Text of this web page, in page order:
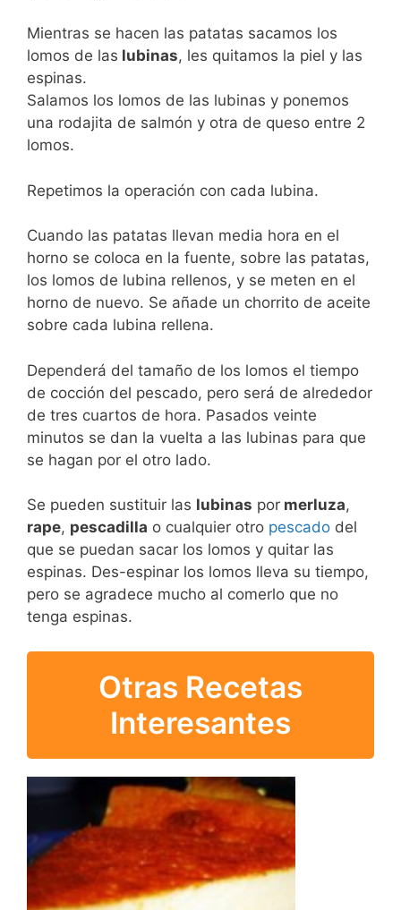
Mientras se hacen las patatas sacamos los
lomos de las lubinas, les quitamos la piel y las
espinas.
Salamos los lomos de las lubinas y ponemos
una rodajita de salmón y otra de queso entre 2
lomos.
Repetimos la operación con cada lubina.
Cuando las patatas llevan media hora en el
horno se coloca en la fuente, sobre las patatas,
los lomos de lubina rellenos, y se meten en el
horno de nuevo. Se añade un chorrito de aceite
sobre cada lubina rellena.
Dependerá del tamaño de los lomos el tiempo
de cocción del pescado, pero será de alrededor
de tres cuartos de hora. Pasados veinte
minutos se dan la vuelta a las lubinas para que
se hagan por el otro lado.
Se pueden sustituir las lubinas por merluza,
rape, pescadilla o cualquier otro pescado del
que se puedan sacar los lomos y quitar las
espinas. Des-espinar los lomos lleva su tiempo,
pero se agradece mucho al comerlo que no
tenga espinas.
Otras Recetas
Interesantes